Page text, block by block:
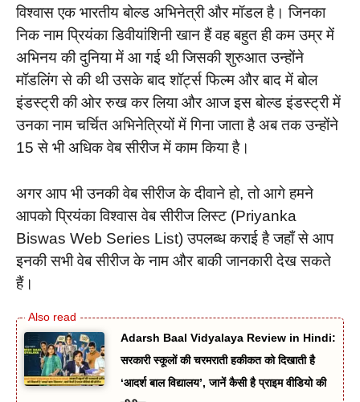
विश्वास एक भारतीय बोल्ड अभिनेत्री और मॉडल है। जिनका
निक नाम प्रियंका डिवीयांशिनी खान हैं वह बहुत ही कम उम्र में
अभिनय की दुनिया में आ गई थी जिसकी शुरुआत उन्होंने
मॉडलिंग से की थी उसके बाद शॉर्ट्स फिल्म और बाद में बोल
इंडस्ट्री की ओर रुख कर लिया और आज इस बोल्ड इंडस्ट्री में
उनका नाम चर्चित अभिनेत्रियों में गिना जाता है अब तक उन्होंने
15 से भी अधिक वेब सीरीज में काम किया है।
अगर आप भी उनकी वेब सीरीज के दीवाने हो, तो आगे हमने
आपको प्रियंका विश्वास वेब सीरीज लिस्ट (Priyanka
Biswas Web Series List) उपलब्ध कराई है जहाँ से आप
इनकी सभी वेब सीरीज के नाम और बाकी जानकारी देख सकते
हैं।
Adarsh Baal Vidyalaya Review in Hindi:
सरकारी स्कूलों की चरमराती हकीकत को दिखाती है
‘आदर्श बाल विद्यालय’, जानें कैसी है प्राइम वीडियो की